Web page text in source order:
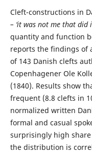
Cleft-constructions in
– ‘it was not me that did
quantity and function
reports the findings of
of 143 Danish clefts
Copenhagener Ole
(1840). Results show
frequent (8.8 clefts in
normalized written
formal and casual
surprisingly high
the distribution is